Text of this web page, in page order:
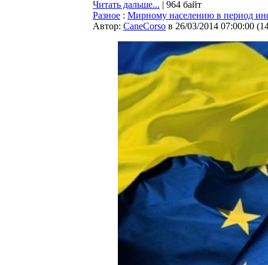
Читать дальше... | 964 байт
Разное : Мирному населению в период
Автор: CaneCorso в 26/03/2014 07:00:00 (